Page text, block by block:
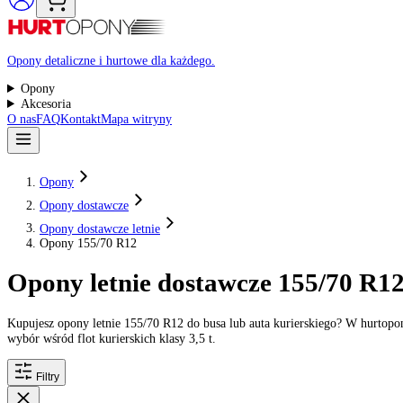
Opony detaliczne i hurtowe dla każdego.
Opony
O nasFAQKontakt
Opony
Opony dostawcze
Opony dostawcze letnie
Opony 155/70 R12
Opony letnie dostawcze 155/70